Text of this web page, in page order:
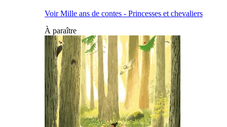
Voir Mille ans de contes - Princesses et chevaliers
À paraître